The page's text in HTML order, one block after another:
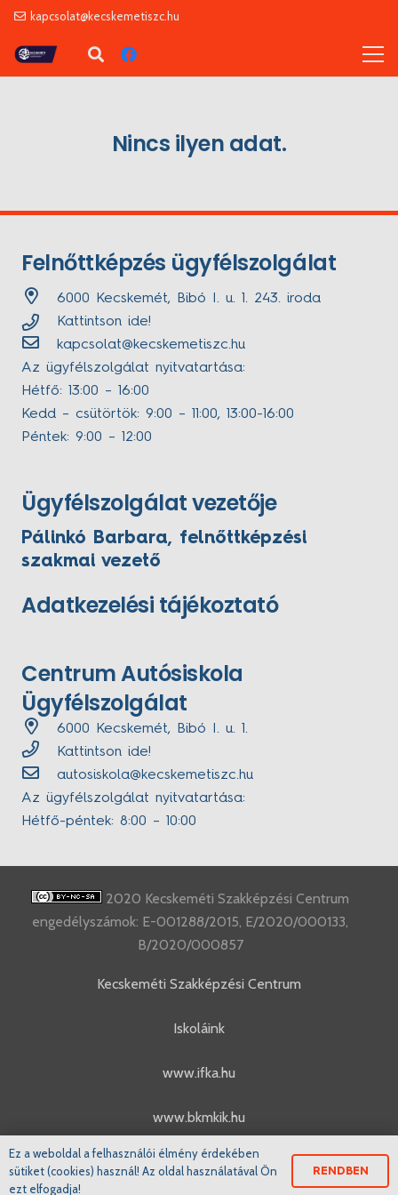
kapcsolat@kecskemetiszc.hu
Nincs ilyen adat.
Felnőttképzés ügyfélszolgálat
6000 Kecskemét, Bibó I. u. 1. 243. iroda
Kattintson ide!
kapcsolat@kecskemetiszc.hu
Az ügyfélszolgálat nyitvatartása:
Hétfő: 13:00 – 16:00
Kedd – csütörtök: 9:00 – 11:00, 13:00-16:00
Péntek: 9:00 – 12:00
Ügyfélszolgálat vezetője
Pálinkó Barbara, felnőttképzési
szakmai vezető
Adatkezelési tájékoztató
Centrum Autósiskola
Ügyfélszolgálat
6000 Kecskemét, Bibó I. u. 1.
Kattintson ide!
autosiskola@kecskemetiszc.hu
Az ügyfélszolgálat nyitvatartása:
Hétfő-péntek: 8:00 – 10:00
2020 Kecskeméti Szakképzési Centrum
engedélyszámok: E-001288/2015, E/2020/000133,
B/2020/000857
Kecskeméti Szakképzési Centrum
Iskoláink
www.ifka.hu
www.bkmkik.hu
www.szakkepzes.ifka.hu
Ez a weboldal a felhasználói élmény érdekében
sütiket (cookies) használ! Az oldal használatával Ön
ezt elfogadja!
RENDBEN